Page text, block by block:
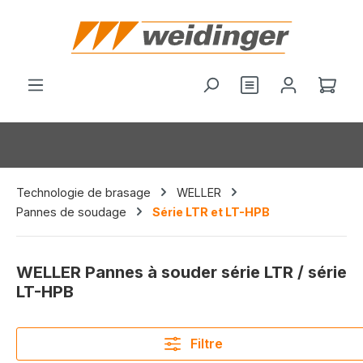
principal
Vous avez 0Le
Technologie de brasage
WELLER
Pannes de soudage
Série LTR et LT-HPB
WELLER Pannes à souder série LTR / série
LT-HPB
Filtre